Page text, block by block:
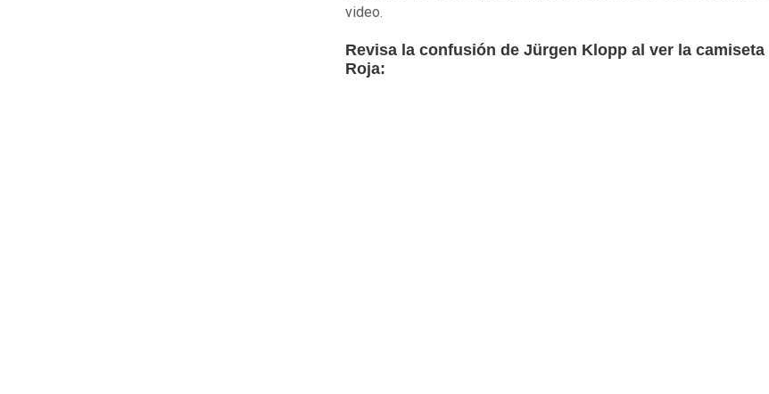
video.
Revisa la confusión de Jürgen Klopp al ver la camiseta
Roja: